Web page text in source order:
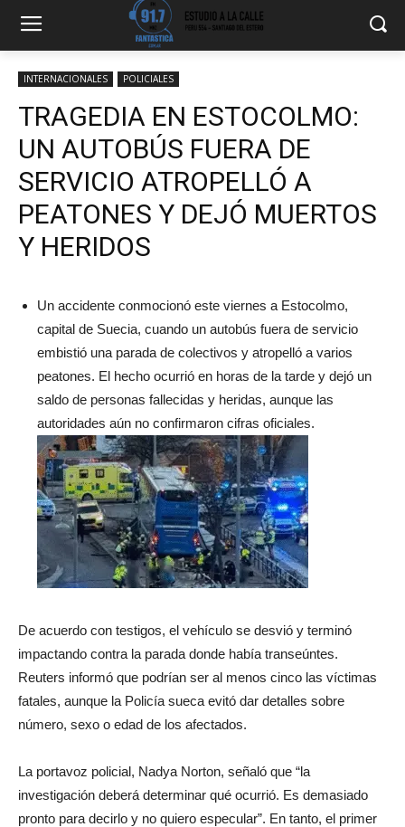
INTERNACIONALES POLICIALES
TRAGEDIA EN ESTOCOLMO:
UN AUTOBÚS FUERA DE
SERVICIO ATROPELLÓ A
PEATONES Y DEJÓ MUERTOS
Y HERIDOS
Un accidente conmocionó este viernes a Estocolmo,
capital de Suecia, cuando un autobús fuera de servicio
embistió una parada de colectivos y atropelló a varios
peatones. El hecho ocurrió en horas de la tarde y dejó un
saldo de personas fallecidas y heridas, aunque las
autoridades aún no confirmaron cifras oficiales.
De acuerdo con testigos, el vehículo se desvió y terminó
impactando contra la parada donde había transeúntes.
Reuters informó que podrían ser al menos cinco las víctimas
fatales, aunque la Policía sueca evitó dar detalles sobre
número, sexo o edad de los afectados.
La portavoz policial, Nadya Norton, señaló que “la
investigación deberá determinar qué ocurrió. Es demasiado
pronto para decirlo y no quiero especular”. En tanto, el primer